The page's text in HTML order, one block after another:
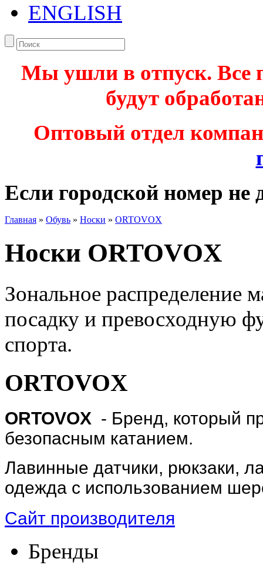
ENGLISH
Мы ушли в отпуск. Все
будут
Оптовый отдел
Если городской номер не
Главная » Обувь » Носки » ORTOVOX
Носки ORTOVOX
Зональное распределение
посадку и превосходную
спорта.
ORTOVOX
ORTOVOX - Бренд, который
безопасным катанием.
Лавинные датчики, рюкзаки,
одежда с использованием
Сайт производителя
Бренды